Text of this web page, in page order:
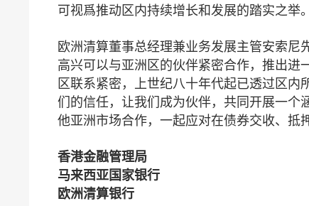
可视爲推动区内持续增长和发展的踏实之举。
欧洲清算董事总经理兼业务发展主管安索
高兴可以与亚洲区的伙伴紧密合作，推出进
区联系紧密，上世纪八十年代起已透过区
们的信任，让我们成为伙伴，共同开展一个
他亚洲市场合作，一起应对在债券交收、抵
香港金融管理局
马来西亚 国家银行
欧洲清算银行